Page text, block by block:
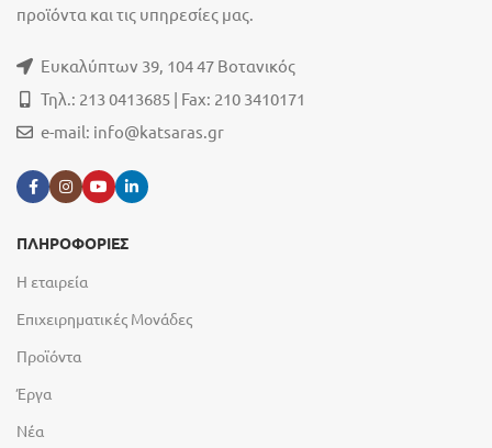
προϊόντα και τις υπηρεσίες μας.
Ευκαλύπτων 39, 104 47 Βοτανικός
Τηλ.: 213 0413685 | Fax: 210 3410171
e-mail: info@katsaras.gr
ΠΛΗΡΟΦΟΡΙΕΣ
Η εταιρεία
Επιχειρηματικές Μονάδες
Προϊόντα
Έργα
Νέα